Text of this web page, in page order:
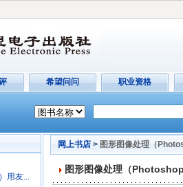
希望问问 职业资格
用友...
网上书店 > 图形图像处理（
图形图像处理（